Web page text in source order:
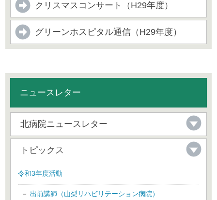
クリスマスコンサート（H29年度）
グリーンホスピタル通信（H29年度）
ニュースレター
北病院ニュースレター
トピックス
令和3年度活動
出前講師（山梨リハビリテーション病院）